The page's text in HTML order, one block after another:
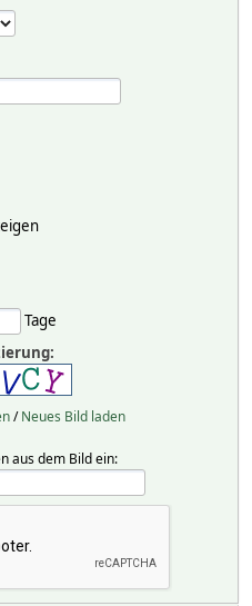
Tage
/Neues Bild laden
aus dem Bild ein: